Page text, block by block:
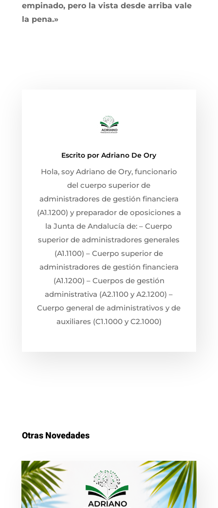
empinado, pero la vista desde arriba vale
la pena.»
Escrito porAdriano De Ory
Hola, soy Adriano de Ory, funcionario
del cuerpo superior de
administradores de gestión financiera
(A1.1200) y preparador de oposiciones a
la Junta de Andalucía de: – Cuerpo
superior de administradores generales
(A1.1100) – Cuerpo superior de
administradores de gestión financiera
(A1.1200) – Cuerpos de gestión
administrativa (A2.1100 y A2.1200) –
Cuerpo general de administrativos y de
auxiliares (C1.1000 y C2.1000)
Otras Novedades